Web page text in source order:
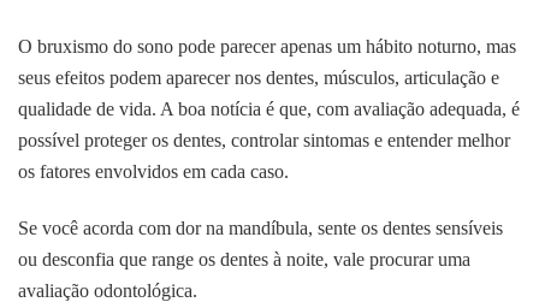
O bruxismo do sono pode parecer apenas um hábito noturno, mas
seus efeitos podem aparecer nos dentes, músculos, articulação e
qualidade de vida. A boa notícia é que, com avaliação adequada, é
possível proteger os dentes, controlar sintomas e entender melhor
os fatores envolvidos em cada caso.
Se você acorda com dor na mandíbula, sente os dentes sensíveis
ou desconfia que range os dentes à noite, vale procurar uma
avaliação odontológica.